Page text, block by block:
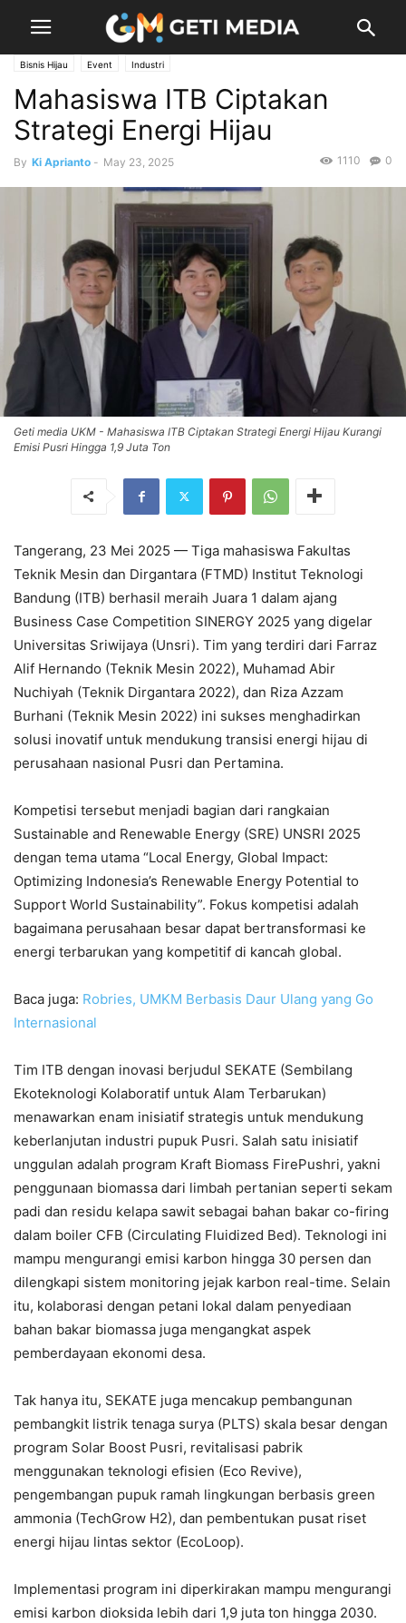
Bisnis Hijau Event Industri
Mahasiswa ITB Ciptakan
Strategi Energi Hijau
By Ki Aprianto - May 23, 2025 0
1110
Geti media UKM - Mahasiswa ITB Ciptakan Strategi Energi Hijau Kurangi
Emisi Pusri Hingga 1,9 Juta Ton
Tangerang, 23 Mei 2025 — Tiga mahasiswa Fakultas
Teknik Mesin dan Dirgantara (FTMD) Institut Teknologi
Bandung (ITB) berhasil meraih Juara 1 dalam ajang
Business Case Competition SINERGY 2025 yang digelar
Universitas Sriwijaya (Unsri). Tim yang terdiri dari Farraz
Alif Hernando (Teknik Mesin 2022), Muhamad Abir
Nuchiyah (Teknik Dirgantara 2022), dan Riza Azzam
Burhani (Teknik Mesin 2022) ini sukses menghadirkan
solusi inovatif untuk mendukung transisi energi hijau di
perusahaan nasional Pusri dan Pertamina.
Kompetisi tersebut menjadi bagian dari rangkaian
Sustainable and Renewable Energy (SRE) UNSRI 2025
dengan tema utama “Local Energy, Global Impact:
Optimizing Indonesia’s Renewable Energy Potential to
Support World Sustainability”. Fokus kompetisi adalah
bagaimana perusahaan besar dapat bertransformasi ke
energi terbarukan yang kompetitif di kancah global.
Baca juga: Robries, UMKM Berbasis Daur Ulang yang Go
Internasional
Tim ITB dengan inovasi berjudul SEKATE (Sembilang
Ekoteknologi Kolaboratif untuk Alam Terbarukan)
menawarkan enam inisiatif strategis untuk mendukung
keberlanjutan industri pupuk Pusri. Salah satu inisiatif
unggulan adalah program Kraft Biomass FirePushri, yakni
penggunaan biomassa dari limbah pertanian seperti sekam
padi dan residu kelapa sawit sebagai bahan bakar co-firing
dalam boiler CFB (Circulating Fluidized Bed). Teknologi ini
mampu mengurangi emisi karbon hingga 30 persen dan
dilengkapi sistem monitoring jejak karbon real-time. Selain
itu, kolaborasi dengan petani lokal dalam penyediaan
bahan bakar biomassa juga mengangkat aspek
pemberdayaan ekonomi desa.
Tak hanya itu, SEKATE juga mencakup pembangunan
pembangkit listrik tenaga surya (PLTS) skala besar dengan
program Solar Boost Pusri, revitalisasi pabrik
menggunakan teknologi efisien (Eco Revive),
pengembangan pupuk ramah lingkungan berbasis green
ammonia (TechGrow H2), dan pembentukan pusat riset
energi hijau lintas sektor (EcoLoop).
Implementasi program ini diperkirakan mampu mengurangi
emisi karbon dioksida lebih dari 1,9 juta ton hingga 2030.